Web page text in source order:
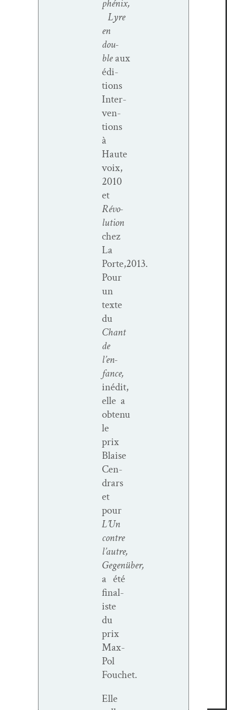
phénix,
Lyre
en
dou­
bleaux
édi­
tions
Inter­
ven­
tions
à
Haute
voix,
2010
et
Révo­
lu­tion
chez
La
Porte,2013.
Pour
un
texte
du
Chant
de
l’en­
fance,
inédit,
elle a
obtenu
le
prix
Blaise
Cen­
drars
et
pour
L’Un
con­tre
l’autre,
Gegenüber,
a été
final­
iste
du
prix
Max-
Pol
Fouchet.
Elle